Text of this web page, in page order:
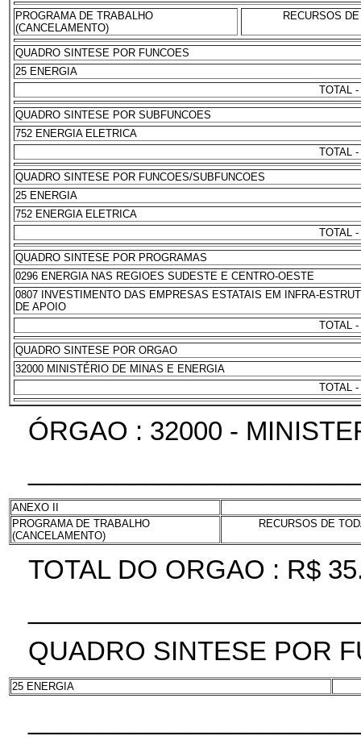
PROGRAMA DE TRABALHO
(CANCELAMENTO)
RECURSOS
QUADRO SINTESE POR FUNCOES
25 ENERGIA
TOTAL
QUADRO SINTESE POR SUBFUNCOES
752 ENERGIA ELETRICA
TOTAL
QUADRO SINTESE POR FUNCOES/SUBFUNCOES
25 ENERGIA
752 ENERGIA ELETRICA
TOTAL
QUADRO SINTESE POR PROGRAMAS
0296 ENERGIA NAS REGIOES SUDESTE E CENTRO-OESTE
0807 INVESTIMENTO DAS EMPRESAS ESTATAIS EM INFRA-
DE APOIO
TOTAL
QUADRO SINTESE POR ORGAO
32000 MINISTÉRIO DE MINAS E ENERGIA
TOTAL
ÓRGAO : 32000 -
ANEXO II
PROGRAMA DE TRABALHO
(CANCELAMENTO)
RECURSOS DE
TOTAL DO ORGAO : R$
QUADRO SINTESE POR
25 ENERGIA